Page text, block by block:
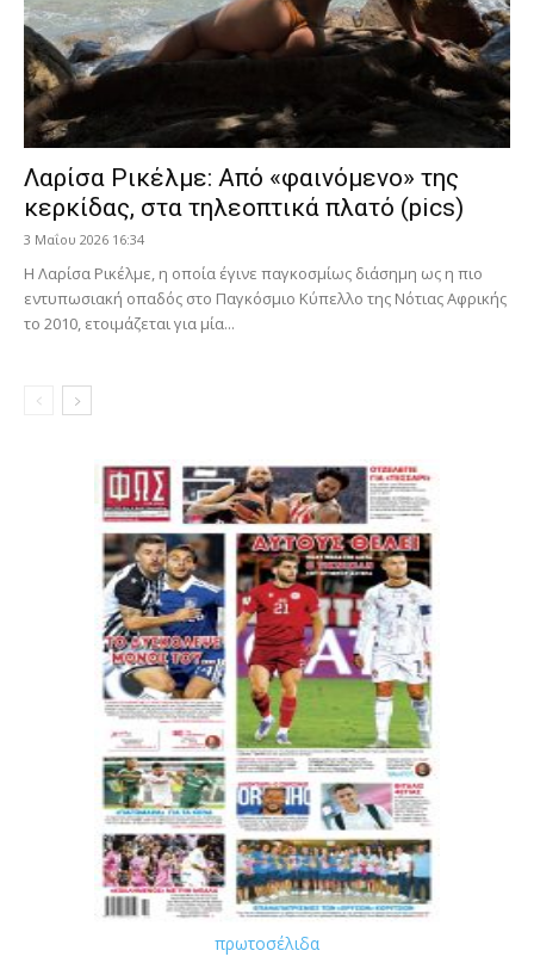
Λαρίσα Ρικέλμε: Από «φαινόμενο» της
κερκίδας, στα τηλεοπτικά πλατό (pics)
3 Μαΐου 2026 16:34
Η Λαρίσα Ρικέλμε, η οποία έγινε παγκοσμίως διάσημη ως η πιο
εντυπωσιακή οπαδός στο Παγκόσμιο Κύπελλο της Νότιας Αφρικής
το 2010, ετοιμάζεται για μία...
πρωτοσέλιδα